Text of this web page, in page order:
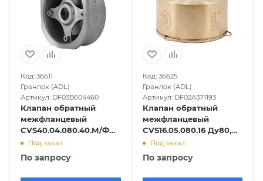
Код: 36611
Гранлок (ADL)
Артикул: DF03B604460
Клапан обратный
межфланцевый
CVS40.04.080.40.М/Ф
Ду80, Ру-40, Т-300
Под заказ
По запросу
Код: 36625
Гранлок (ADL)
Артикул: DF02A371193
Клапан обратный
межфланцевый
CVS16.05.080.16 Ду80,
Ру-16, Т-250
Под заказ
По запросу